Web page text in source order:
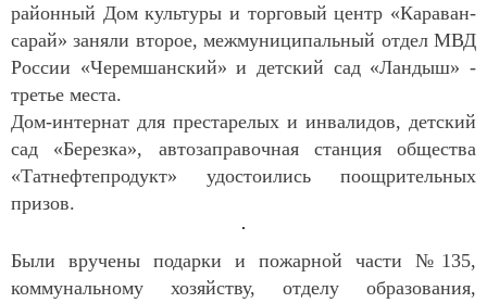
районный Дом культуры и торговый центр «Караван-
сарай» заняли второе, межмуниципальный отдел МВД
России «Черемшанский» и детский сад «Ландыш» -
третье места.
Дом-интернат для престарелых и инвалидов, детский
сад «Березка», автозаправочная станция общества
«Татнефтепродукт» удостоились поощрительных
призов.
Были вручены подарки и пожарной части №135,
коммунальному хозяйству, отделу образования,